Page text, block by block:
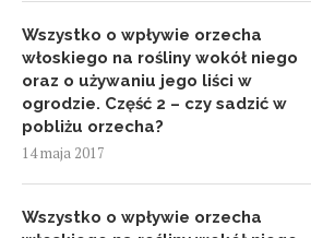
Wszystko o wpływie orzecha
włoskiego na rośliny wokół niego
oraz o używaniu jego liści w
ogrodzie. Część 2 – czy sadzić w
pobliżu orzecha?
14 maja 2017
Wszystko o wpływie orzecha